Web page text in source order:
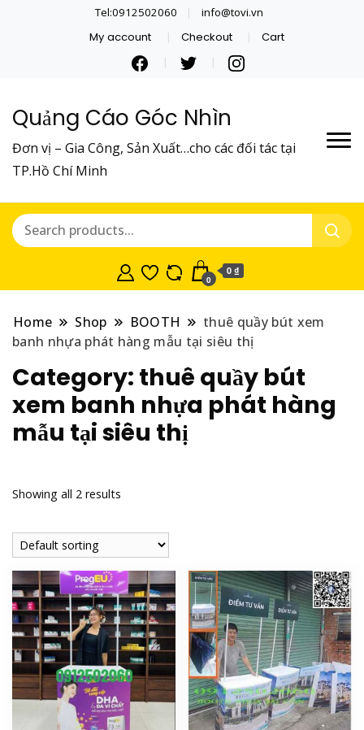
Tel:0912502060 info@tovi.vn
My account Checkout Cart
Quảng Cáo Góc Nhìn
Đơn vị – Gia Công, Sản Xuất…cho các đối tác tại
TP.Hồ Chí Minh
0
0 ₫
Home Shop BOOTH
thuê quầy bút xem
banh nhựa phát hàng mẫu tại siêu thị
Category: thuê quầy bút
xem banh nhựa phát hàng
mẫu tại siêu thị
Showing all 2 results